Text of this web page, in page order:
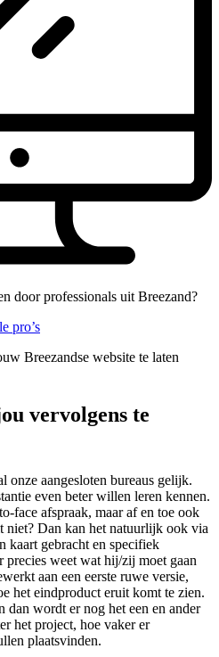
door professionals uit Breezand?
pro’s
Breezandse website te laten
vervolgens te
onze aangesloten bureaus gelijk.
even beter willen leren kennen.
face afspraak, maar af en toe ook
Dan kan het natuurlijk ook via
kaart gebracht en specifiek
precies weet wat hij/zij moet gaan
aan een eerste ruwe versie,
het eindproduct eruit komt te zien.
dan wordt er nog het een en ander
het project, hoe vaker er
plaatsvinden.